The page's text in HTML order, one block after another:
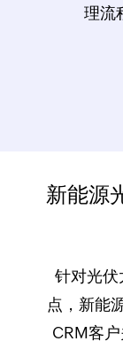
理流
新能源
针对光伏
点，新能
CRM客